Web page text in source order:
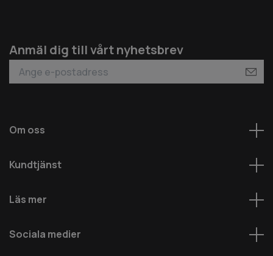
Anmäl dig till vårt nyhetsbrev
Om oss
Kundtjänst
Läs mer
Sociala medier